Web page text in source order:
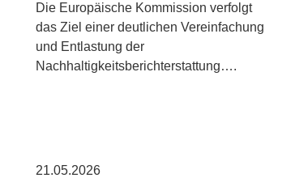
Die Europäische Kommission verfolgt
das Ziel einer deutlichen Vereinfachung
und Entlastung der
Nachhaltigkeitsberichterstattung….
21.05.2026